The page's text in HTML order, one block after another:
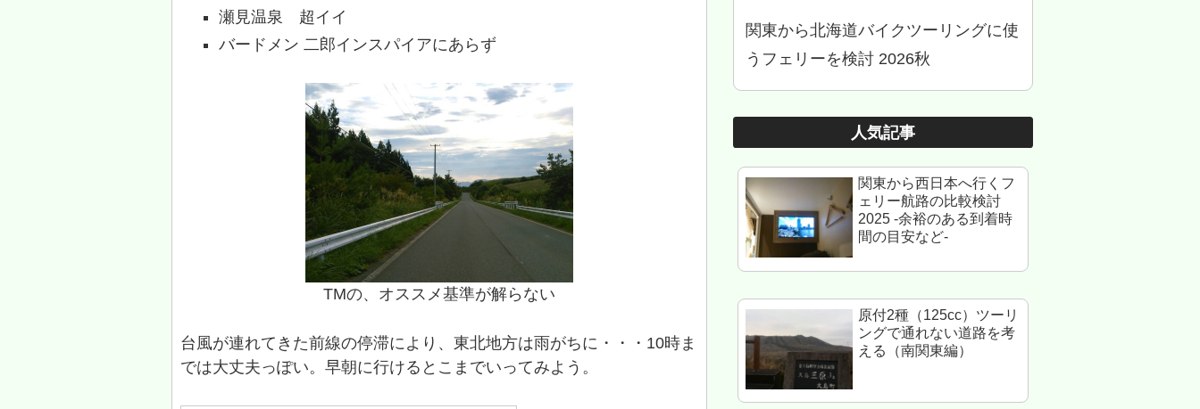
瀬見温泉 超イイ
バードメン 二郎インスパイアにあらず
TMの、オススメ基準が解らない
台風が連れてきた前線の停滞により、東北地方は雨がちに・・・10時ま
では大丈夫っぽい。早朝に行けるとこまでいってみよう。
関東から北海道バイクツーリングに使
うフェリーを検討 2026秋
人気記事
関東から西日本へ行くフ
ェリー航路の比較検討
2025 -余裕のある到着時
間の目安など-
原付2種（125cc）ツーリ
ングで通れない道路を考
える（南関東編）